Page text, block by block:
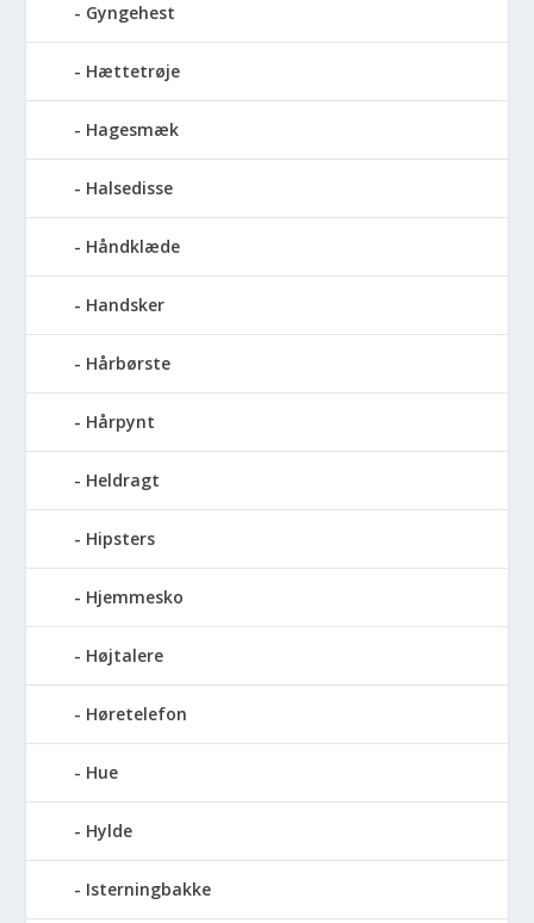
Gyngehest
Hættetrøje
Hagesmæk
Halsedisse
Håndklæde
Handsker
Hårbørste
Hårpynt
Heldragt
Hipsters
Hjemmesko
Højtalere
Høretelefon
Hue
Hylde
Isterningbakke